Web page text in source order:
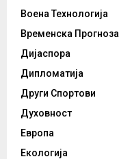
Воена Технологија
Временска Прогноза
Дијаспора
Дипломатија
Други Спортови
Духовност
Европа
Екологија